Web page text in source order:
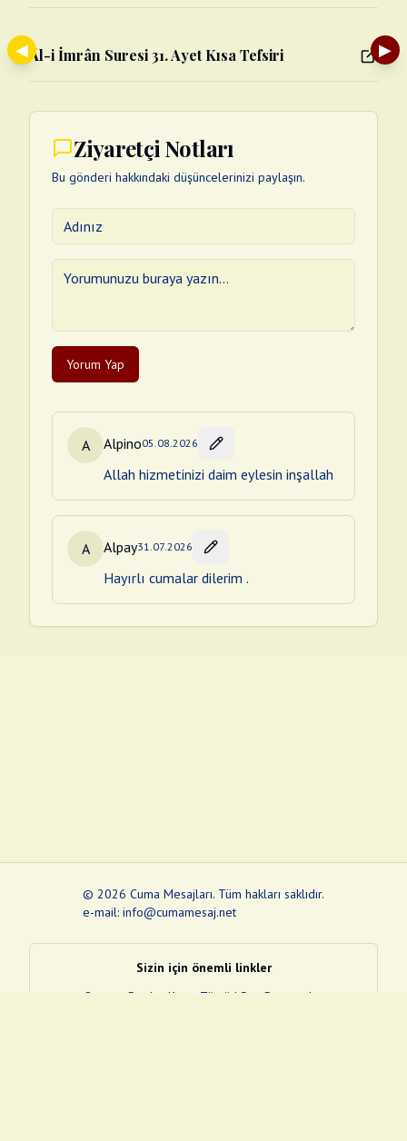
Âl-i İmrân Suresi 31. Ayet Kısa Tefsiri
Ziyaretçi Notları
Bu gönderi hakkındaki düşüncelerinizi paylaşın.
Yorum Yap
A Alpino05.08.2026
Allah hizmetinizi daim eylesin inşallah
A Alpay31.07.2026
Hayırlı cumalar dilerim .
◀ ▶
© 2026 Cuma Mesajları. Tüm hakları saklıdır.
e-mail: info@cumamesaj.net
Sizin için önemli linkler
Quran
e-Devlet Kapısı Tüvtürk Son Depremler